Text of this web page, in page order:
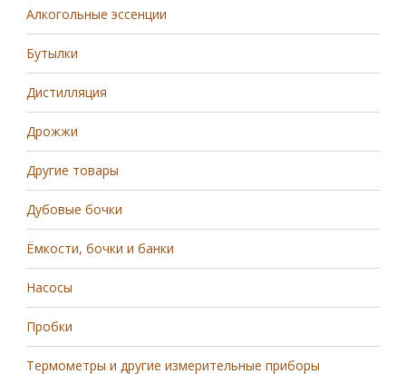
Алкогольные эссенции
Бутылки
Дистилляция
Дрожжи
Другие товары
Дубовые бочки
Ёмкости, бочки и банки
Насосы
Пробки
Термометры и другие измерительные приборы